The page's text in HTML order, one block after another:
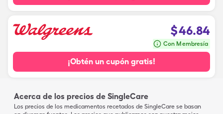
$46.84
Con Membresía
¡Obtén un cupón gratis!
Acerca de los precios de SingleCare
Los precios de los medicamentos recetados de SingleCare se basan